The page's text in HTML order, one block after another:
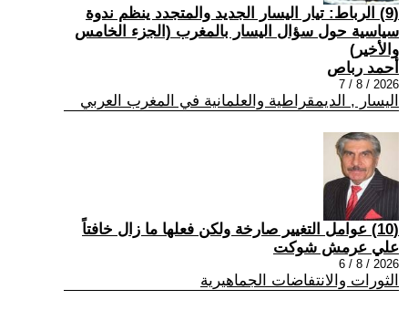
(9) الرباط: تيار اليسار الجديد والمتجدد ينظم ندوة
سياسية حول سؤال اليسار بالمغرب (الجزء الخامس
والأخير)
أحمد رباص
2026 / 8 / 7
اليسار , الديمقراطية والعلمانية في المغرب العربي
(10) عوامل التغيير صارخة ولكن فعلها ما زال خافتاً
علي عرمش شوكت
2026 / 8 / 6
الثورات والانتفاضات الجماهيرية